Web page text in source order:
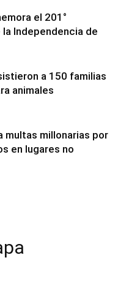
el 201°
Independencia de
a 150 familias
animales
multas millonarias por
en lugares no